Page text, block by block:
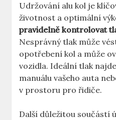
Udržování alu kol je
životnost a optimální
pravidelně kontrolovat
Nesprávný tlak může
opotřebení kol a může
vozidla. Ideální tlak
manuálu vašeho auta
v prostoru pro řidiče.
Další důležitou součástí